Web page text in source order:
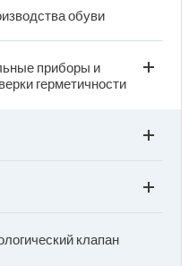
обуви
приборы и
герметичности
клапан